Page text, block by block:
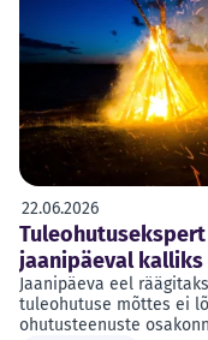
22.06.2026
jaanipäeval kalliks
Jaanipäeva eel
tuleohutuse mõttes ei
ohutusteenuste